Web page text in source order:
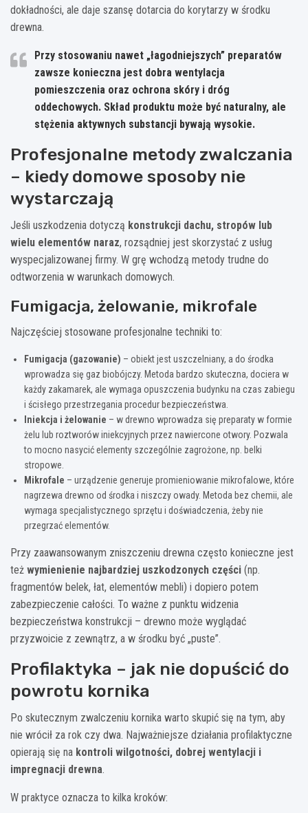
dokładności, ale daje szansę dotarcia do korytarzy w środku
drewna.
Przy stosowaniu nawet „łagodniejszych” preparatów
zawsze konieczna jest dobra wentylacja
pomieszczenia oraz ochrona skóry i dróg
oddechowych. Skład produktu może być naturalny, ale
stężenia aktywnych substancji bywają wysokie.
Profesjonalne metody zwalczania
– kiedy domowe sposoby nie
wystarczają
Jeśli uszkodzenia dotyczą konstrukcji dachu, stropów lub
wielu elementów naraz, rozsądniej jest skorzystać z usług
wyspecjalizowanej firmy. W grę wchodzą metody trudne do
odtworzenia w warunkach domowych.
Fumigacja, żelowanie, mikrofale
Najczęściej stosowane profesjonalne techniki to:
Fumigacja (gazowanie) – obiekt jest uszczelniany, a do środka
wprowadza się gaz biobójczy. Metoda bardzo skuteczna, dociera w
każdy zakamarek, ale wymaga opuszczenia budynku na czas zabiegu
i ścisłego przestrzegania procedur bezpieczeństwa.
Iniekcja i żelowanie – w drewno wprowadza się preparaty w formie
żelu lub roztworów iniekcyjnych przez nawiercone otwory. Pozwala
to mocno nasycić elementy szczególnie zagrożone, np. belki
stropowe.
Mikrofale – urządzenie generuje promieniowanie mikrofalowe, które
nagrzewa drewno od środka i niszczy owady. Metoda bez chemii, ale
wymaga specjalistycznego sprzętu i doświadczenia, żeby nie
przegrzać elementów.
Przy zaawansowanym zniszczeniu drewna często konieczne jest
też wymienienie najbardziej uszkodzonych części (np.
fragmentów belek, łat, elementów mebli) i dopiero potem
zabezpieczenie całości. To ważne z punktu widzenia
bezpieczeństwa konstrukcji – drewno może wyglądać
przyzwoicie z zewnątrz, a w środku być „puste”.
Profilaktyka – jak nie dopuścić do
powrotu kornika
Po skutecznym zwalczeniu kornika warto skupić się na tym, aby
nie wrócił za rok czy dwa. Najważniejsze działania profilaktyczne
opierają się na kontroli wilgotności, dobrej wentylacji i
impregnacji drewna.
W praktyce oznacza to kilka kroków: